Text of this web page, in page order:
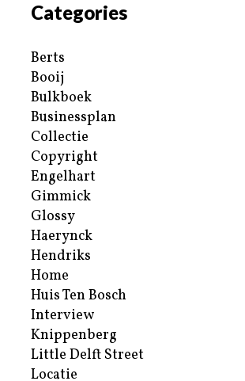
Categories
Berts
Booij
Bulkboek
Businessplan
Collectie
Copyright
Engelhart
Gimmick
Glossy
Haerynck
Hendriks
Home
Huis Ten Bosch
Interview
Knippenberg
Little Delft Street
Locatie